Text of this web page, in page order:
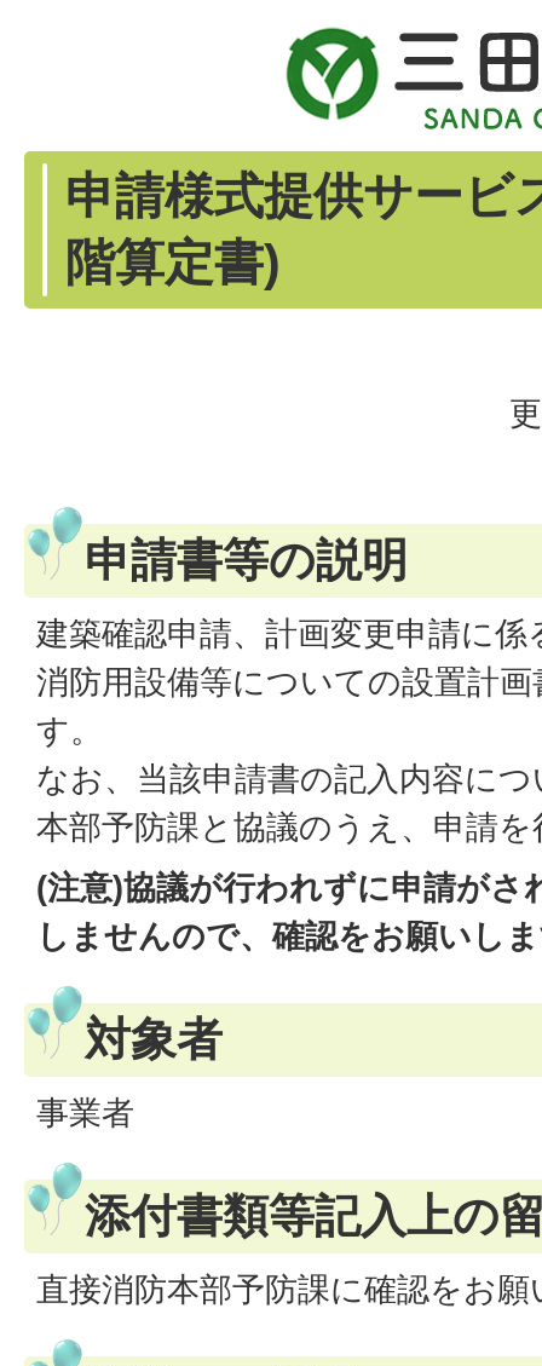
申請様式提供サービ
階算定書)
申請書等の説明
建築確認申請、計画変更申請に
消防用設備等についての設置計
す。
なお、当該申請書の記入内容に
本部予防課と協議のうえ、申請
(注意)協議が行われずに申請がさ
しませんので、確認をお願いし
対象者
事業者
添付書類等記入上の
直接消防本部予防課に確認をお